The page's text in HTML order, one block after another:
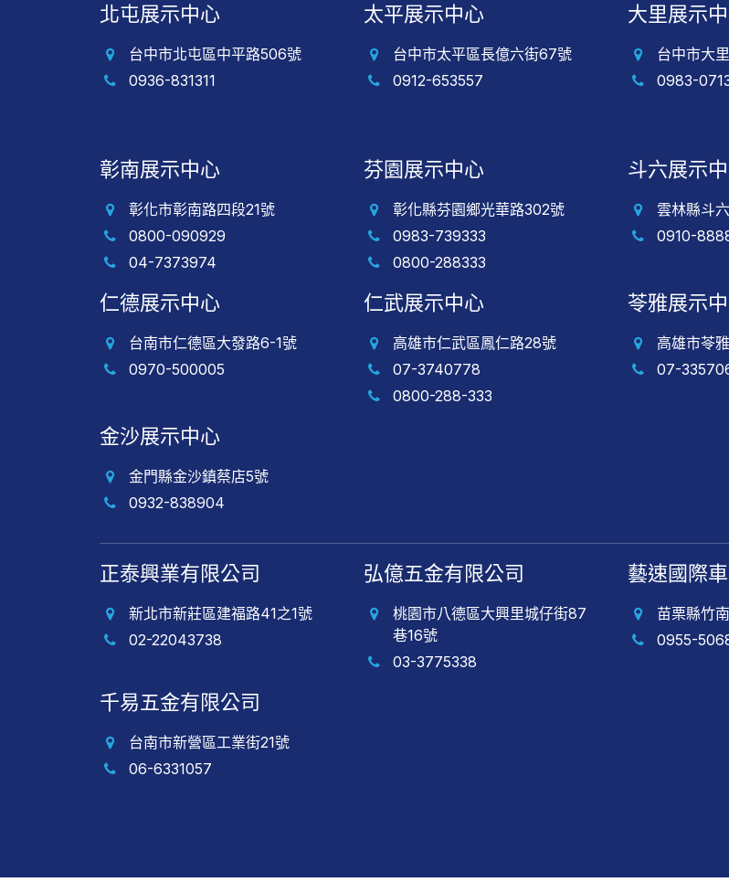
北屯展示中心
台中市北屯區中平路506號
0936-831311
太平展示中心
台中市太平區長億六街67號
0912-653557
大里展示
台中市大
0983-
彰南展示中心
彰化市彰南路四段21號
0800-090929
04-7373974
芬園展示中心
彰化縣芬園鄉光華路302號
0983-739333
0800-288333
斗六展示
雲林縣斗
0910-
仁德展示中心
台南市仁德區大發路6-1號
0970-500005
仁武展示中心
高雄市仁武區鳳仁路28號
07-3740778
0800-288-333
苓雅展示
高雄市苓
07-
金沙展示中心
金門縣金沙鎮蔡店5號
0932-838904
正泰興業有限公司
新北市新莊區建福路41之1號
02-22043738
弘億五金有限公司
桃園市八德區大興里城仔街87
巷16號
03-3775338
藝速國際
苗栗縣竹
0955-
千易五金有限公司
台南市新營區工業街21號
06-6331057